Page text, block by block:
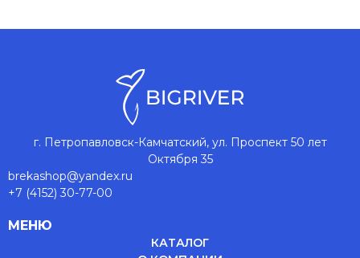
г. Петропавловск-Камчатский, ул. Проспект 50 лет
Октября 35
brekashop@yandex.ru
+7 (4152) 30-77-00
МЕНЮ
КАТАЛОГ